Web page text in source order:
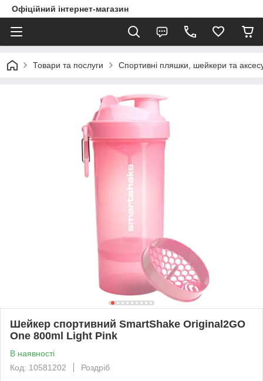
Офіційний інтернет-магазин
Товари та послуги Спортивні пляшки, шейкери та
Шейкер спортивний SmartShake Original2GO
One 800ml Light Pink
В наявності
Код: 10581202
Роздріб